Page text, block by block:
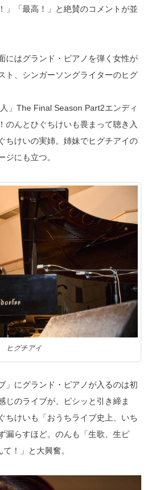
」「最高！」と絶賛のコメントが並
にはグランド・ピアノを弾く女性が
ト、シンガーソングライターのヒグ
」The Final Season Part2エンディ
のんとひぐちけいも畏まって聴き入
ちけいの実姉。姉妹でヒグチアイの
ジにも立つ。
ヒグチアイ
」にグランド・ピアノが入るのは初
じのライブが、ピシッと引き締ま
ちけいも「おうちライブ史上、いち
漏らすほど。のんも「生歌、生ピ
！」と大興奮。